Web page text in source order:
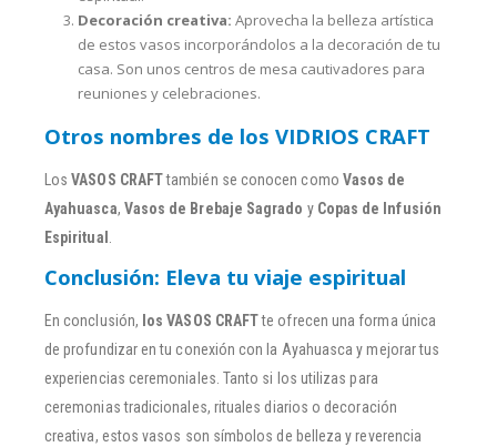
Decoración creativa: Aprovecha la belleza artística
de estos vasos incorporándolos a la decoración de tu
casa. Son unos centros de mesa cautivadores para
reuniones y celebraciones.
Otros nombres de los VIDRIOS CRAFT
LosVASOS CRAFTtambién se conocen como Vasos de
Ayahuasca, Vasos de Brebaje Sagrado y Copas de Infusión
Espiritual
Conclusión: Eleva tu viaje espiritual
En conclusión, los VASOS CRAFTte ofrecen una forma única
de profundizar en tu conexión con la Ayahuasca y mejorar tus
experiencias ceremoniales. Tanto si los utilizas para
ceremonias tradicionales, rituales diarios o decoración
creativa, estos vasos son símbolos de belleza y reverencia